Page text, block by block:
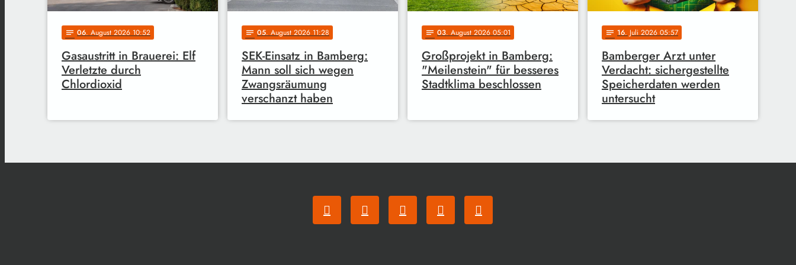
notes 06. August 2026 10:52
Gasaustritt in Brauerei: Elf
Verletzte durch
Chlordioxid
notes 05. August 2026 11:28
SEK-Einsatz in Bamberg:
Mann soll sich wegen
Zwangsräumung
verschanzt haben
notes 03. August 2026 05:01
Großprojekt in Bamberg:
"Meilenstein" für besseres
Stadtklima beschlossen
notes 16. Juli 2026 05:57
Bamberger Arzt unter
Verdacht: sichergestellte
Speicherdaten werden
untersucht